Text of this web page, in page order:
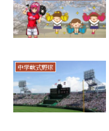
中学軟式野球